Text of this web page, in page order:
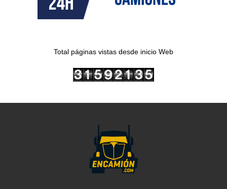
Total páginas vistas desde inicio Web